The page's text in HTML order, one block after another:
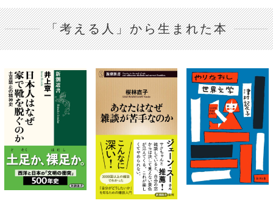
「考える人」から生まれた本